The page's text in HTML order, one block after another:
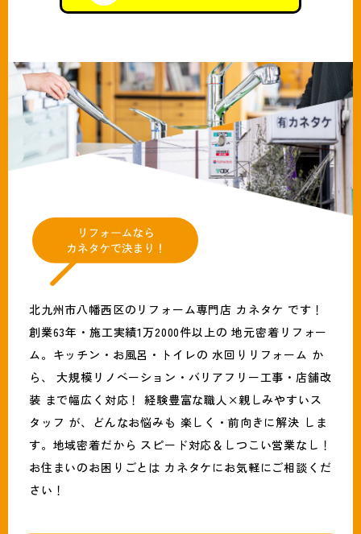
北九州市八幡西区のリフォーム専門店 カネタケ です！
創業63年・施工実績1万2000件以上の 地元密着リフォー
ム。キッチン・お風呂・トイレの 水回りリフォーム か
ら、 大規模リノベーション・バリアフリー工事・店舗改
装 まで幅広く対応！ 経験豊富な職人×親しみやすいス
タッフ が、どんなお悩みも 楽しく・前向きに解決 しま
す。地域密着だから スピード対応＆しつこい営業なし！
お住まいのお困りごとは カネタケにお気軽にご相談くだ
さい！